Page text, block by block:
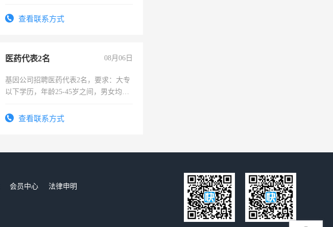
太太等。查看联系方式
医药代表2名 08月06日
基因公司招聘医药代表2名，要求：大专
以下学历，年龄25-45岁之间，男女均
表或者有医学资质的优先，底薪+绩效，
查看联系方式
会员中心
法律申明